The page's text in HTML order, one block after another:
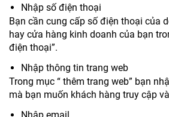
Nhập số điện thoại
Bạn cần cung cấp số điện thoại của
hay cửa hàng kinh doanh của bạn
điện thoại”.
Nhập thông tin trang web
Trong mục “ thêm trang web” bạn
mà bạn muốn khách hàng truy cập